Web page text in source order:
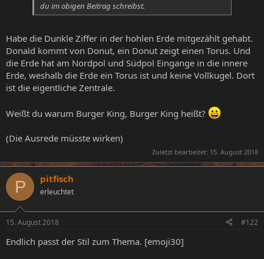
du im obigen Beitrag schreibst.
Habe die Dunkle Ziffer in der hohlen Erde mitgezählt gehabt.
Donald kommt von Donut, ein Donut zeigt einen Torus. Und
die Erde hat am Nordpol und Südpol Eingange in die innere
Erde, weshalb die Erde ein Torus ist und keine Vollkugel. Dort
ist die eigentliche Zentrale.
Weißt du warum Burger King, Burger King heißt?
(Die Ausrede müsste wirken)
Zuletzt bearbeitet: 15. August 2018
P pitfisch
erleuchtet
15. August 2018 #122
Endlich passt der Stil zum Thema. [emoji30]